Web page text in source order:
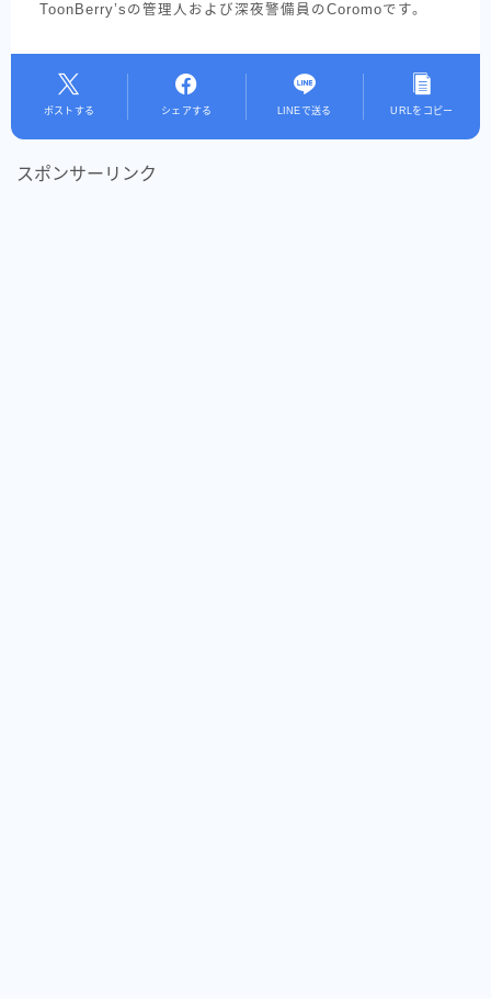
ToonBerry’sの管理人および深夜警備員のCoromoです。
ポストする シェアする LINEで送る URLをコピー
スポンサーリンク